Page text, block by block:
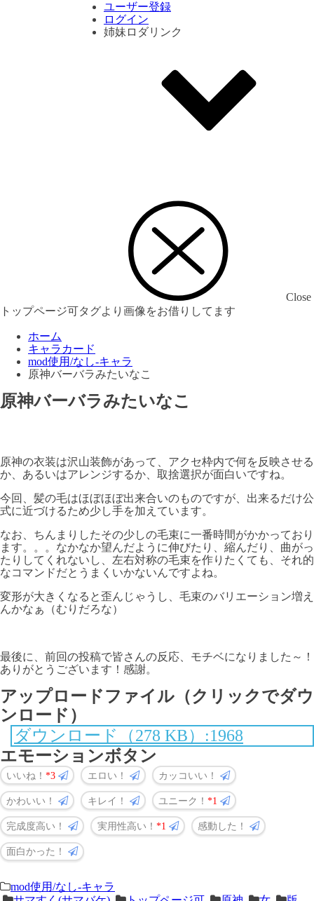
ユーザー登録
ログイン
姉妹ロダリンク
Close
トップページ可タグより画像をお借りしてます
ホーム
キャラカード
mod使用/なし-キャラ
原神バーバラみたいなこ
原神バーバラみたいなこ
原神の衣装は沢山装飾があって、アクセ枠内で何を反映させる
か、あるいはアレンジするか、取捨選択が面白いですね。
今回、髪の毛はほぼほぼ出来合いのものですが、出来るだけ公
式に近づけるため少し手を加えています。
なお、ちんまりしたその少しの毛束に一番時間がかかっており
ます。。。なかなか望んだように伸びたり、縮んだり、曲がっ
たりしてくれないし、左右対称の毛束を作りたくても、それ的
なコマンドだとうまくいかないんですよね。
変形が大きくなると歪んじゃうし、毛束のバリエーション増え
んかなぁ（むりだろな）
最後に、前回の投稿で皆さんの反応、モチベになりました～！
ありがとうございます！感謝。
アップロードファイル（クリックでダウ
ンロード）
ダウンロード（278 KB）:1968
エモーションボタン
いいね！ 3 エロい！ カッコいい！
かわいい！ キレイ！ ユニーク！ 1
完成度高い！ 実用性高い！ 1 感動した！
面白かった！
＜
前mod使用/なし-キャラ